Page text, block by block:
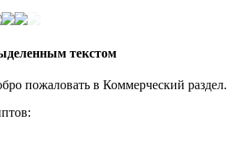
текстом
пожаловать в Коммерческий раздел.